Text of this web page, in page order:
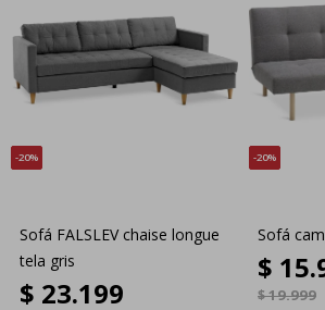
20
Sofá FALSLEV chaise longue
tela gris
$ 23.199
20
Sofá
$
$19.999